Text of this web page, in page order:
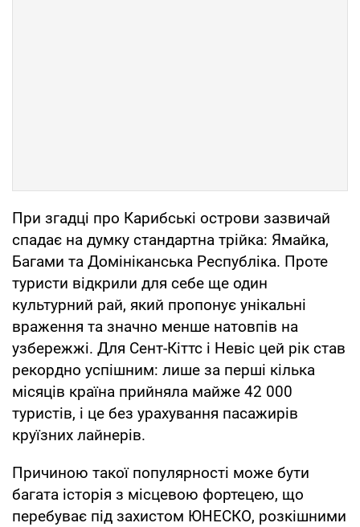
При згадці про Карибські острови зазвичай
спадає на думку стандартна трійка: Ямайка,
Багами та Домініканська Республіка. Проте
туристи відкрили для себе ще один
культурний рай, який пропонує унікальні
враження та значно менше натовпів на
узбережжі. Для Сент-Кіттс і Невіс цей рік став
рекордно успішним: лише за перші кілька
місяців країна прийняла майже 42 000
туристів, і це без урахування пасажирів
круїзних лайнерів.
Причиною такої популярності може бути
багата історія з місцевою фортецею, що
перебуває під захистом ЮНЕСКО, розкішними